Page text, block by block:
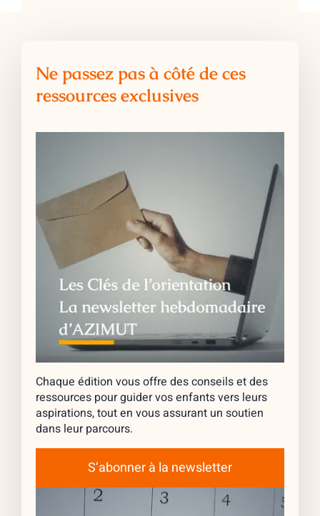
Ne passez pas à côté de ces
ressources exclusives
Chaque édition vous offre des conseils et des
ressources pour guider vos enfants vers leurs
aspirations, tout en vous assurant un soutien
dans leur parcours.
S’abonner à la newsletter